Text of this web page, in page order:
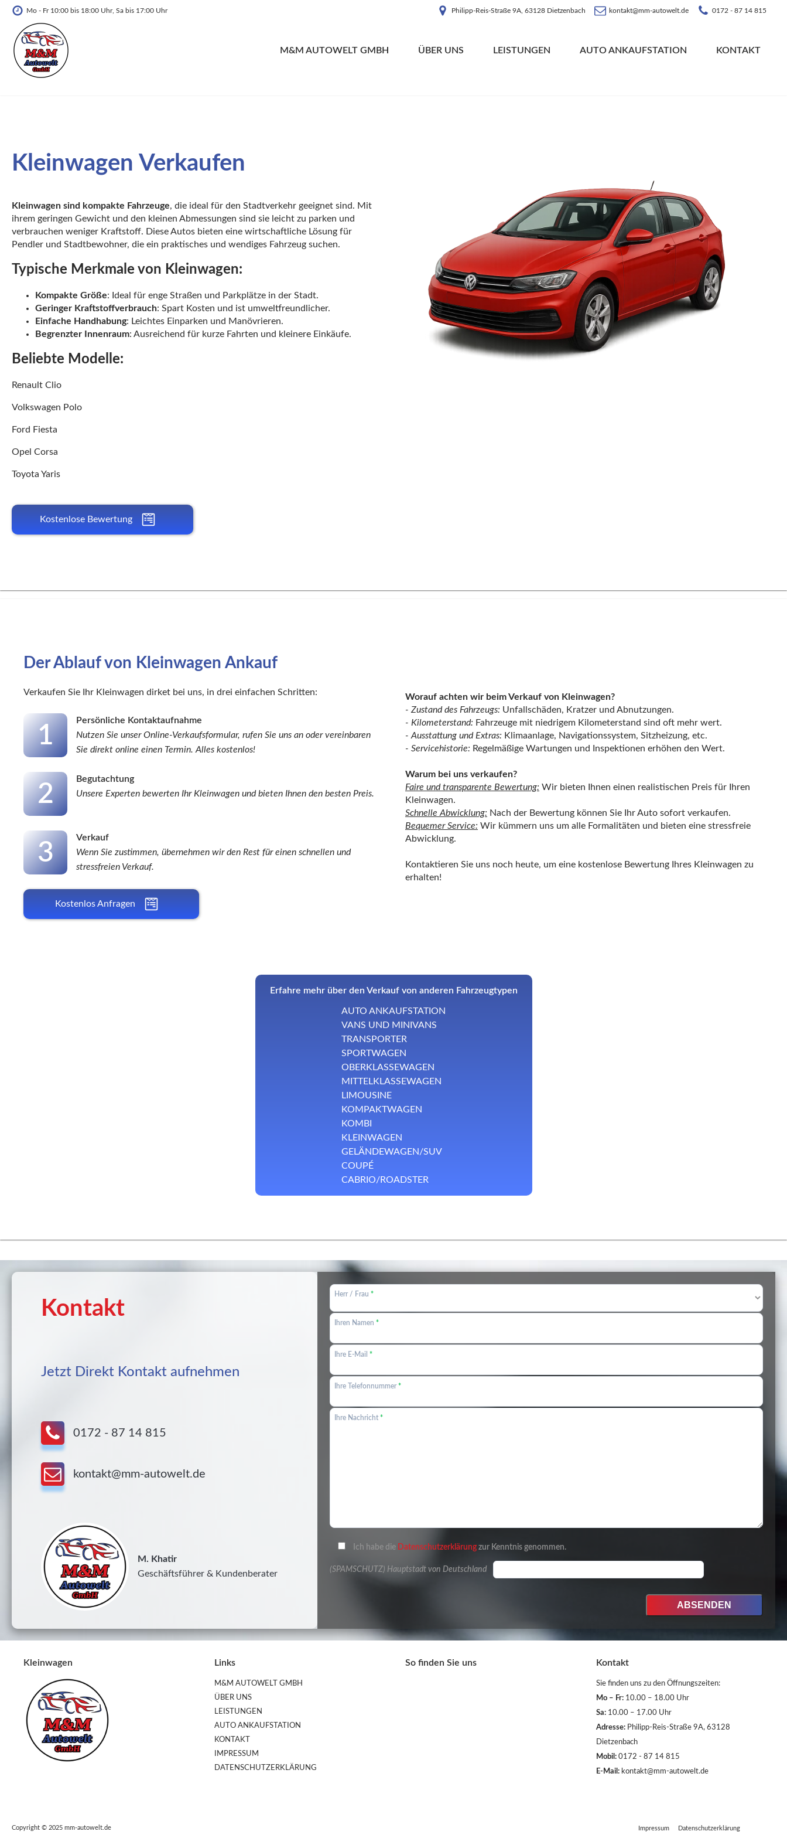
Mo - Fr 10:00 bis 18:00 Uhr, Sa bis 17:00 Uhr Philipp-Reis-Straße 9A, 63128 Dietzenbach kontakt@mm-autowelt.de 0172 - 87 14 815
M&M AUTOWELT GMBH ÜBER UNS LEISTUNGEN AUTO ANKAUFSTATION KONTAKT
Kleinwagen Verkaufen
Kleinwagen sind kompakte Fahrzeuge, die ideal für den Stadtverkehr geeignet sind. Mit
ihrem geringen Gewicht und den kleinen Abmessungen sind sie leicht zu parken und
verbrauchen weniger Kraftstoff. Diese Autos bieten eine wirtschaftliche Lösung für
Pendler und Stadtbewohner, die ein praktisches und wendiges Fahrzeug suchen.
Typische Merkmale von Kleinwagen:
Kompakte Größe: Ideal für enge Straßen und Parkplätze in der Stadt.
Geringer Kraftstoffverbrauch: Spart Kosten und ist umweltfreundlicher.
Einfache Handhabung: Leichtes Einparken und Manövrieren.
Begrenzter Innenraum: Ausreichend für kurze Fahrten und kleinere Einkäufe.
Beliebte Modelle:
Renault Clio
Volkswagen Polo
Ford Fiesta
Opel Corsa
Toyota Yaris
Kostenlose Bewertung
Der Ablauf von Kleinwagen Ankauf
Verkaufen Sie Ihr Kleinwagen dirket bei uns, in drei einfachen Schritten:
1
Persönliche Kontaktaufnahme
Nutzen Sie unser Online-Verkaufsformular, rufen Sie uns an oder vereinbaren
Sie direkt online einen Termin. Alles kostenlos!
2
Begutachtung
Unsere Experten bewerten Ihr Kleinwagen und bieten Ihnen den besten Preis.
3
Verkauf
Wenn Sie zustimmen, übernehmen wir den Rest für einen schnellen und
stressfreien Verkauf.
Kostenlos Anfragen
Worauf achten wir beim Verkauf von Kleinwagen?
- Zustand des Fahrzeugs: Unfallschäden, Kratzer und Abnutzungen.
- Kilometerstand: Fahrzeuge mit niedrigem Kilometerstand sind oft mehr wert.
- Ausstattung und Extras: Klimaanlage, Navigationssystem, Sitzheizung, etc.
- Servicehistorie: Regelmäßige Wartungen und Inspektionen erhöhen den Wert.
Warum bei uns verkaufen?
Faire und transparente Bewertung: Wir bieten Ihnen einen realistischen Preis für Ihren
Kleinwagen.
Schnelle Abwicklung: Nach der Bewertung können Sie Ihr Auto sofort verkaufen.
Bequemer Service: Wir kümmern uns um alle Formalitäten und bieten eine stressfreie
Abwicklung.
Kontaktieren Sie uns noch heute, um eine kostenlose Bewertung Ihres Kleinwagen zu
erhalten!
Erfahre mehr über den Verkauf von anderen Fahrzeugtypen
AUTO ANKAUFSTATION
VANS UND MINIVANS
TRANSPORTER
SPORTWAGEN
OBERKLASSEWAGEN
MITTELKLASSEWAGEN
LIMOUSINE
KOMPAKTWAGEN
KOMBI
KLEINWAGEN
GELÄNDEWAGEN/SUV
COUPÉ
CABRIO/ROADSTER
Kontakt
Jetzt Direkt Kontakt aufnehmen
0172 - 87 14 815
kontakt@mm-autowelt.de
M. Khatir
Geschäftsführer & Kundenberater
Herr / Frau *
Ihren Namen *
Ihre E-Mail *
Ihre Telefonnummer*
Ihre Nachricht *
Ich habe die Datenschutzerklärungzur Kenntnis genommen.
(SPAMSCHUTZ) Hauptstadt von Deutschland
Kleinwagen Links
M&M AUTOWELT GMBH
ÜBER UNS
LEISTUNGEN
AUTO ANKAUFSTATION
KONTAKT
IMPRESSUM
DATENSCHUTZERKLÄRUNG
So finden Sie uns Kontakt
Sie finden uns zu den Öffnungszeiten:
Mo – Fr: 10.00 – 18.00 Uhr
Sa: 10.00 – 17.00 Uhr
Adresse: Philipp-Reis-Straße 9A, 63128
Dietzenbach
Mobil: 0172 - 87 14 815
E-Mail: kontakt@mm-autowelt.de
Copyright © 2025 mm-autowelt.de Impressum Datenschutzerklärung